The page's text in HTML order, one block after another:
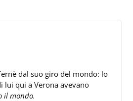
dal suo giro del mondo: lo
lui qui a Verona avevano
il mondo.